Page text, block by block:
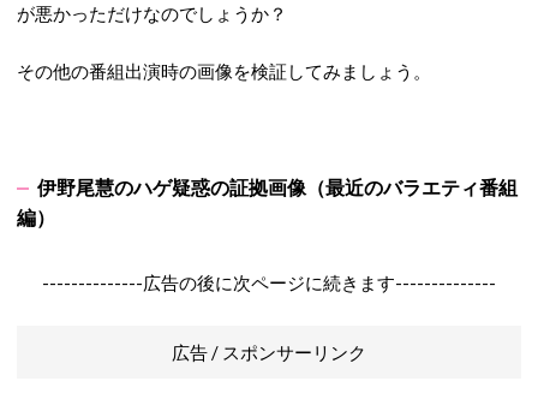
が悪かっただけなのでしょうか？
その他の番組出演時の画像を検証してみましょう。
伊野尾慧のハゲ疑惑の証拠画像（最近のバラエティ番組
編）
--------------広告の後に次ページに続きます--------------
広告 / スポンサーリンク